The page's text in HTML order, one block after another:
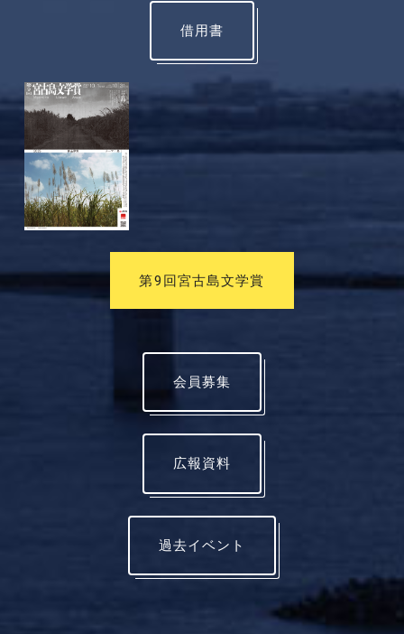
借用書
第9回宮古島文学賞
会員募集
広報資料
過去イベント